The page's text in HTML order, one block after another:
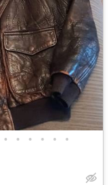
• • • • • •